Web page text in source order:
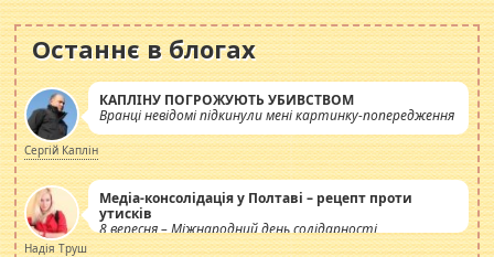
Останнє в блогах
КАПЛІНУ ПОГРОЖУЮТЬ УБИВСТВОМ
Вранці невідомі підкинули мені картинку-попередження
Сергій Каплін
Медіа-консолідація у Полтаві – рецепт проти
утисків
8 вересня – Міжнародний день солідарності
журналістів.
Надія Труш